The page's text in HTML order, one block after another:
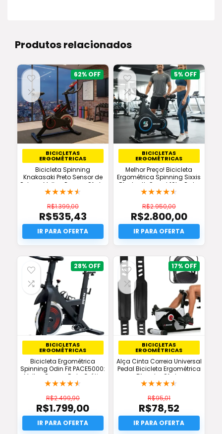
Produtos relacionados
62%
BICICLETAS
ERGOMÉTRICAS
Bicicleta Spinning
Knakasaki Preto Sensor de
Pulso – Melhor Preço e Oferta
★★★★★
R$1.399,00
O
preço
original
era:
R$1.399,00.
R$535,43
O
preço
atual
é:
R$535,43.
5%
BICICLETAS
ERGOMÉTRICAS
Melhor Preço! Bicicleta
Ergométrica Spinning Sixxis
Bluetooth Smart 16kg Preta
Original
★★★★★
R$2.950,00
O
preço
original
era:
R$2.950,00.
R$2.800,00
O
preço
atual
é:
R$2.800,00.
28%
BICICLETAS
ERGOMÉTRICAS
Bicicleta Ergométrica
Spinning Odin Fit PACE5000:
Melhor Preço e Frete Grátis
★★★★★
R$2.499,90
O
preço
original
R$1.799,00
O
preço
17%
BICICLETAS
ERGOMÉTRICAS
Alça Cinta Correia Universal
Pedal Bicicleta Ergométrica
Fitcenter Oferta
★★★★★
R$95,01
O
preço
original
R$78,52
O
preço